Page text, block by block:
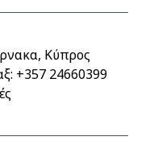
Κύπρος
+357 24660399